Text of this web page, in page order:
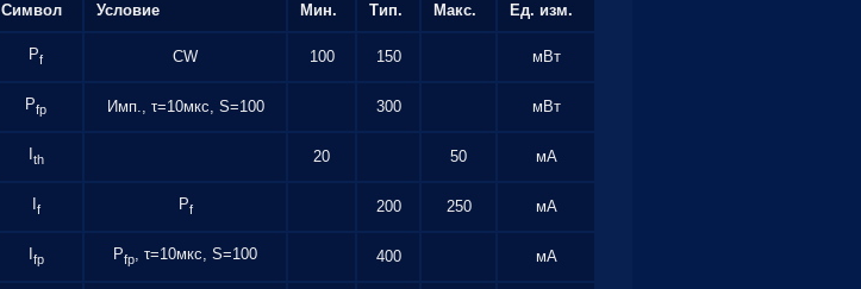
Символ Условие Мин. Тип. Макс. Ед. изм.
Pf CW 100 150 мВт
Pfp Имп., τ=10мкс, S=100 300 мВт
th 20 50 мА
f Pf 200 250 мА
fp Pfp, τ=10мкс, S=100 400 мА